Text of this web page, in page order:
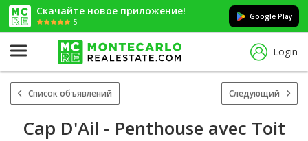
Скачайте новое приложение!
5
Google Play
Login
Список объявлений Следующий
Cap D'Ail - Penthouse avec Toit